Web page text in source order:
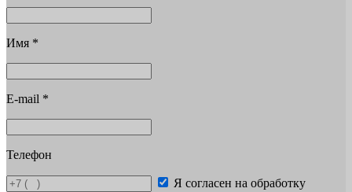
Имя *
E-mail *
Телефон
Я согласен на обработку